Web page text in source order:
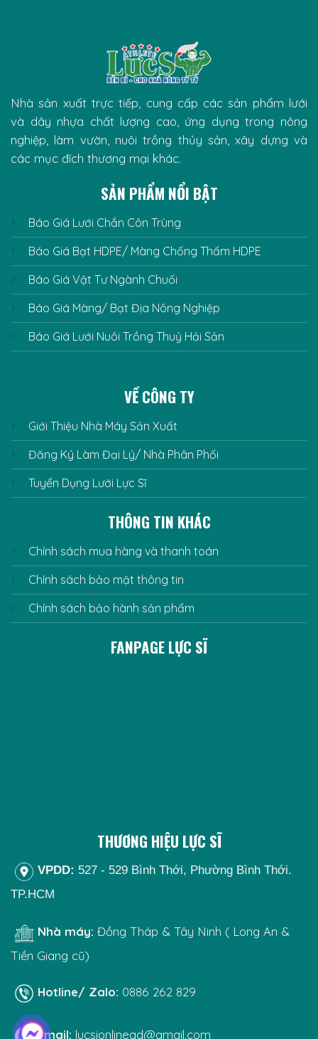
Nhà sản xuất trực tiếp, cung cấp các sản phẩm lưới
và dây nhựa chất lượng cao, ứng dụng trong nông
nghiệp, làm vườn, nuôi trồng thủy sản, xây dựng và
các mục đích thương mại khác.
SẢN PHẨM NỔI BẬT
Báo Giá Lưới Chắn Côn Trùng
Báo Giá Bạt HDPE/ Màng Chống Thấm HDPE
Báo Giá Vật Tư Ngành Chuối
Báo Giá Màng/ Bạt Địa Nông Nghiệp
Báo Giá Lưới Nuôi Trồng Thuỷ Hải Sản
VỀ CÔNG TY
Giới Thiệu Nhà Máy Sản Xuất
Đăng Ký Làm Đại Lý/ Nhà Phân Phối
Tuyển Dụng Lưới Lực Sĩ
THÔNG TIN KHÁC
Chính sách mua hàng và thanh toán
Chính sách bảo mật thông tin
Chính sách bảo hành sản phẩm
FANPAGE LỰC SĨ
THƯƠNG HIỆU LỰC SĨ
VPDD: 527 - 529 Bình Thới, Phường Bình Thới.
TP.HCM
Nhà máy: Đồng Tháp & Tây Ninh ( Long An &
Tiền Giang cũ)
Hotline/ Zalo: 0886 262 829
Email: lucsionlinead@gmail.com